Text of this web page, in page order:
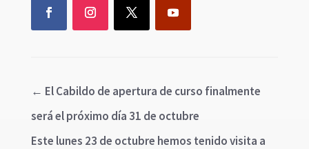
← El Cabildo de apertura de curso finalmente
será el próximo día 31 de octubre
Este lunes 23 de octubre hemos tenido visita a